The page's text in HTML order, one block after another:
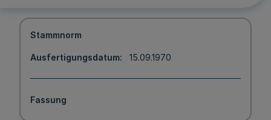
Stammnorm
Ausfertigungsdatum 15.09.1970
Fassung